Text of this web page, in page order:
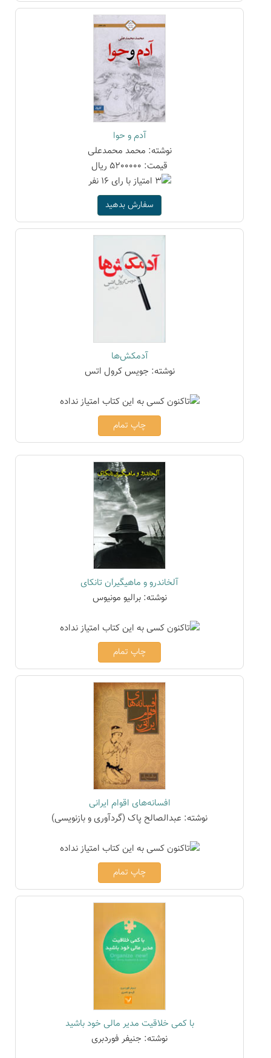
آدم و حوا
نوشته: محمد محمدعلی
قیمت: 5200000 ریال
سفارش بدهید
آدمکش‌ها
نوشته: جویس کرول اتس
چاپ تمام
آلخاندرو و ماهیگیران تانکای
نوشته: برالیو مونیوس
چاپ تمام
افسانه‌های اقوام ایرانی
نوشته: عبدالصالح پاک (گردآوری و بازنویسی)
چاپ تمام
با کمی خلاقیت مدیر مالی خود باشید
نوشته: جنیفر فوردبری